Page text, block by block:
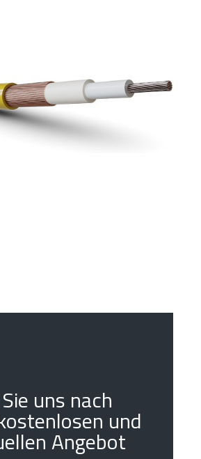
uns nach
und
Angebot